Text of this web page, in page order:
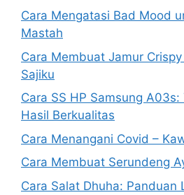
Cara Mengatasi Bad Mood
Mastah
Cara Membuat Jamur
Sajiku
Cara SS HP Samsung
Hasil Berkualitas
Cara Menangani Covid –
Cara Membuat Serundeng
Cara Salat Dhuha: Panduan